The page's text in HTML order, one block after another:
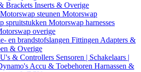
Brackets Inserts & Overige
Motorswap steunen Motorswap
spruitstukken Motorswap harnesses
overige
en brandstofslangen Fittingen Adapters &
& Overige
& Controllers Sensoren | Schakelaars |
Accu & Toebehoren Harnassen &